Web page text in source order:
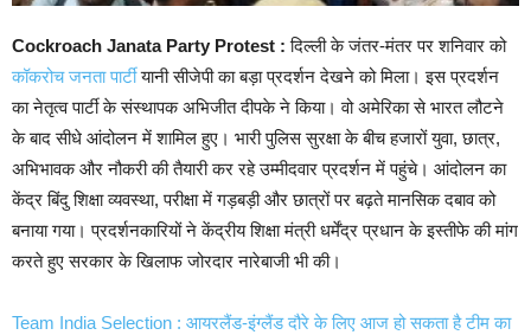
Cockroach Janata Party Protest : दिल्ली के जंतर-मंतर पर शनिवार को
कॉकरोच जनता पार्टीयानी सीजेपी का बड़ा प्रदर्शन देखने को मिला। इस प्रदर्शन
का नेतृत्व पार्टी के संस्थापक अभिजीत दीपके ने किया। वो अमेरिका से भारत लौटने
के बाद सीधे आंदोलन में शामिल हुए। भारी पुलिस सुरक्षा के बीच हजारों युवा, छात्र,
अभिभावक और नौकरी की तैयारी कर रहे उम्मीदवार प्रदर्शन में पहुंचे। आंदोलन का
केंद्र बिंदु शिक्षा व्यवस्था, परीक्षा में गड़बड़ी और छात्रों पर बढ़ते मानसिक दबाव को
बनाया गया। प्रदर्शनकारियों ने केंद्रीय शिक्षा मंत्री धर्मेंद्र प्रधान के इस्तीफे की मांग
करते हुए सरकार के खिलाफ जोरदार नारेबाजी भी की।
Team India Selection : आयरलैंड-इंग्लैंड दौरे के लिए आज हो सकता है टीम का